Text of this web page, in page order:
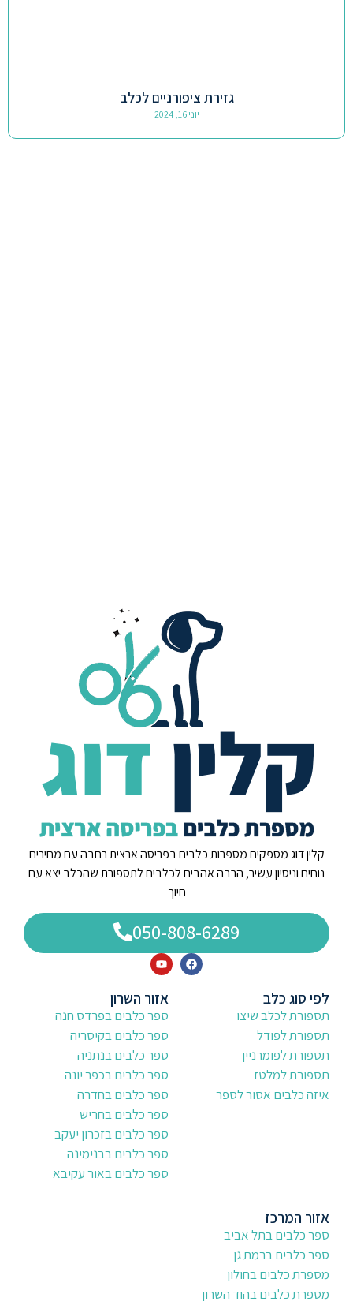
גזירת ציפורניים לכלב
יוני 16, 2024
קלין דוג מספקים מספרות כלבים בפריסה ארצית רחבה עם מחירים
נוחים וניסיון עשיר, הרבה אהבים לכלבים לתספורת שהכלב יצא עם
חיוך
050-808-6289
לפי סוג כלב
תספורת לכלב שיצו
תספורת לפודל
תספורת לפומרניין
תספורת למלטז
איזה כלבים אסור לספר
אזור השרון
ספר כלבים בפרדס חנה
ספר כלבים בקיסריה
ספר כלבים בנתניה
ספר כלבים בכפר יונה
ספר כלבים בחדרה
ספר כלבים בחריש
ספר כלבים בזכרון יעקב
ספר כלבים בבנימינה
ספר כלבים באור עקיבא
אזור המרכז
ספר כלבים בתל אביב
ספר כלבים ברמת גן
מספרת כלבים בחולון
מספרת כלבים בהוד השרון